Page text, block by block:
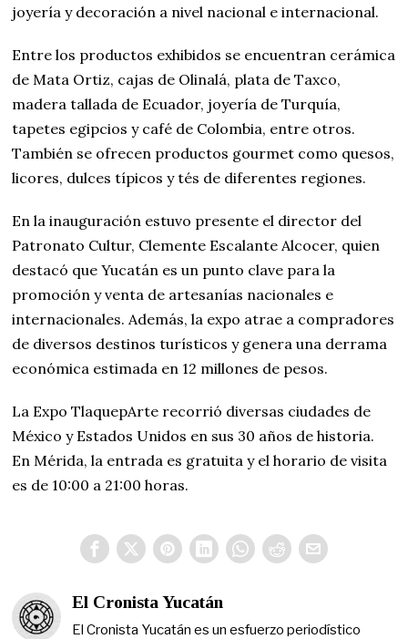
joyería y decoración a nivel nacional e internacional.
Entre los productos exhibidos se encuentran cerámica
de Mata Ortiz, cajas de Olinalá, plata de Taxco,
madera tallada de Ecuador, joyería de Turquía,
tapetes egipcios y café de Colombia, entre otros.
También se ofrecen productos gourmet como quesos,
licores, dulces típicos y tés de diferentes regiones.
En la inauguración estuvo presente el director del
Patronato Cultur, Clemente Escalante Alcocer, quien
destacó que Yucatán es un punto clave para la
promoción y venta de artesanías nacionales e
internacionales. Además, la expo atrae a compradores
de diversos destinos turísticos y genera una derrama
económica estimada en 12 millones de pesos.
La Expo TlaquepArte recorrió diversas ciudades de
México y Estados Unidos en sus 30 años de historia.
En Mérida, la entrada es gratuita y el horario de visita
es de 10:00 a 21:00 horas.
El Cronista Yucatán
El Cronista Yucatán es un esfuerzo periodístico